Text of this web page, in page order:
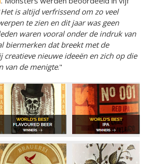
Het is altijd verfrissend om zo veel
te zien en dit jaar was geen
waren vooral onder de indruk van
biermerken dat breekt met de
creatieve nieuwe ideeën en zich op die
van de menigte."